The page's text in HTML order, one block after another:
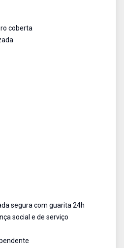
coberta
segura com guarita 24h
social e de serviço